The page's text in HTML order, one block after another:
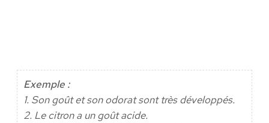
Exemple :
1. Son goût et son odorat sont très développés.
2. Le citron a un goût acide.